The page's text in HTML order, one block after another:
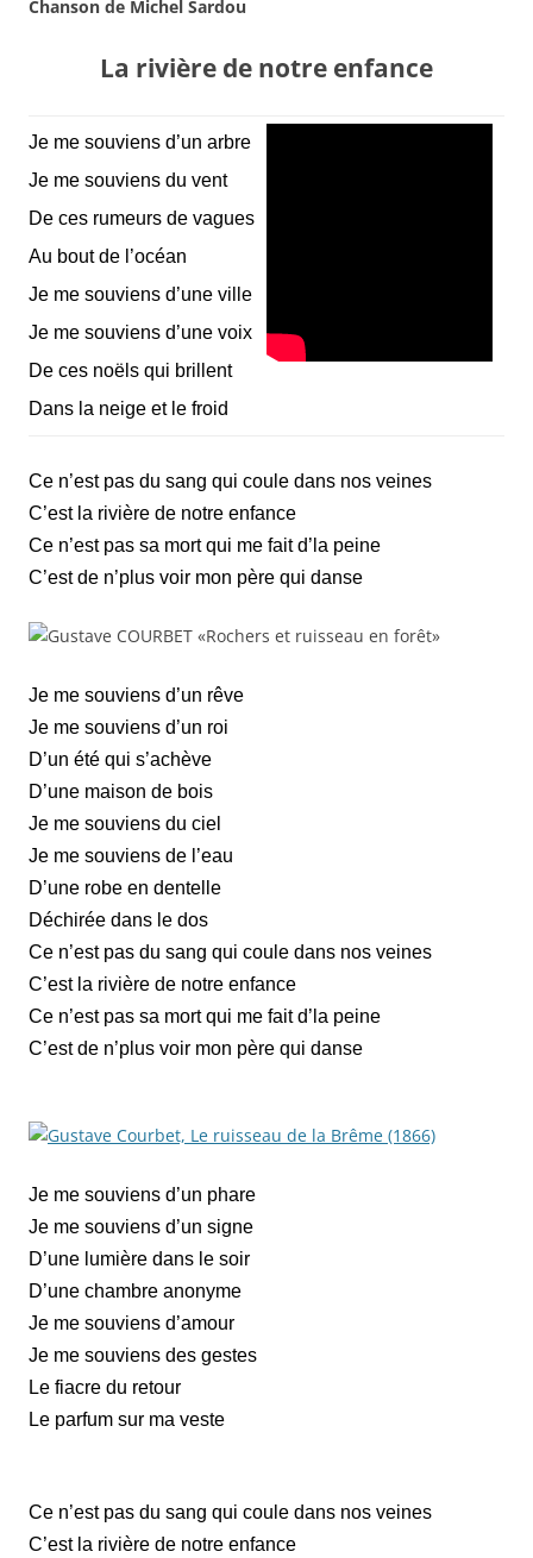
Chanson de Michel Sardou
La rivière de notre enfance
Je me souviens d’un arbre
Je me souviens du vent
De ces rumeurs de vagues
Au bout de l’océan
Je me souviens d’une ville
Je me souviens d’une voix
De ces noëls qui brillent
Dans la neige et le froid
Ce n’est pas du sang qui coule dans nos veines
C’est la rivière de notre enfance
Ce n’est pas sa mort qui me fait d’la peine
C’est de n’plus voir mon père qui danse
Je me souviens d’un rêve
Je me souviens d’un roi
D’un été qui s’achève
D’une maison de bois
Je me souviens du ciel
Je me souviens de l’eau
D’une robe en dentelle
Déchirée dans le dos
Ce n’est pas du sang qui coule dans nos veines
C’est la rivière de notre enfance
Ce n’est pas sa mort qui me fait d’la peine
C’est de n’plus voir mon père qui danse
Je me souviens d’un phare
Je me souviens d’un signe
D’une lumière dans le soir
D’une chambre anonyme
Je me souviens d’amour
Je me souviens des gestes
Le fiacre du retour
Le parfum sur ma veste
Ce n’est pas du sang qui coule dans nos veines
C’est la rivière de notre enfance